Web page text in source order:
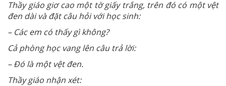
Thầy giáo giơ cao một tờ giấy trắng, trên đó có một vệt
đen dài và đặt câu hỏi với học sinh:
– Các em có thấy gì không?
Cả phòng học vang lên câu trả lời:
– Đó là một vệt đen.
Thầy giáo nhận xét: